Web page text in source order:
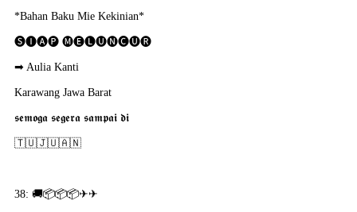
*Bahan Baku Mie Kekinian*
🅢🅘🅐🅟 🅜🅔🅛🅤🅝🅒🅤🅡
➡ Aulia Kanti
Karawang Jawa Barat
𝖘𝖊𝖒𝖔𝖌𝖆 𝖘𝖊𝖌𝖊𝖗𝖆 𝖘𝖆𝖒𝖕𝖆𝖎 𝖉𝖎
🇹​🇺​🇯​🇺​🇦​🇳​
38: 🚚📦📦📦✈✈